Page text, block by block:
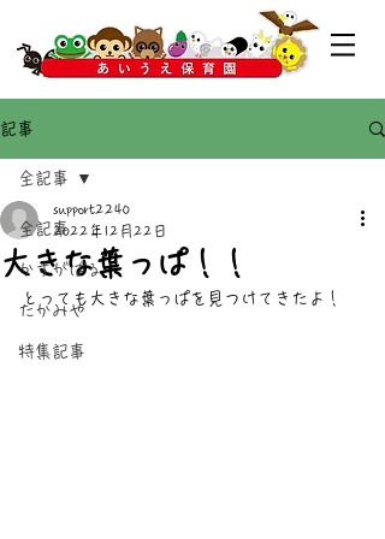
記事
全記事
かすがばる
たかみや
特集記事
全記事
大きな葉っぱ！！
support2240
2022年12月22日
とっても大きな葉っぱを見つけてきたよ！